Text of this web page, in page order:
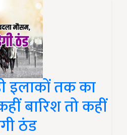
इलाकों तक का
बारिश तो कहीं
ठंड